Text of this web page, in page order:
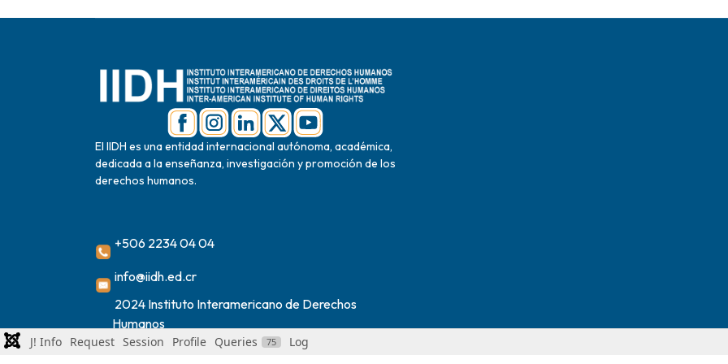
El IIDH es una entidad internacional autónoma, académica,
dedicada a la enseñanza, investigación y promoción de los
derechos humanos.
+506 2234 04 04
info@iidh.ed.cr
2024 Instituto Interamericano de Derechos
Humanos
J! Info Request Session Profile Queries 75 Log